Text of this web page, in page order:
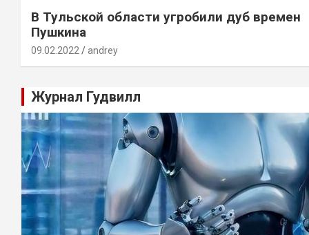
В Тульской области угробили дуб времен
Пушкина
09.02.2022 andrey
Журнал Гудвилл